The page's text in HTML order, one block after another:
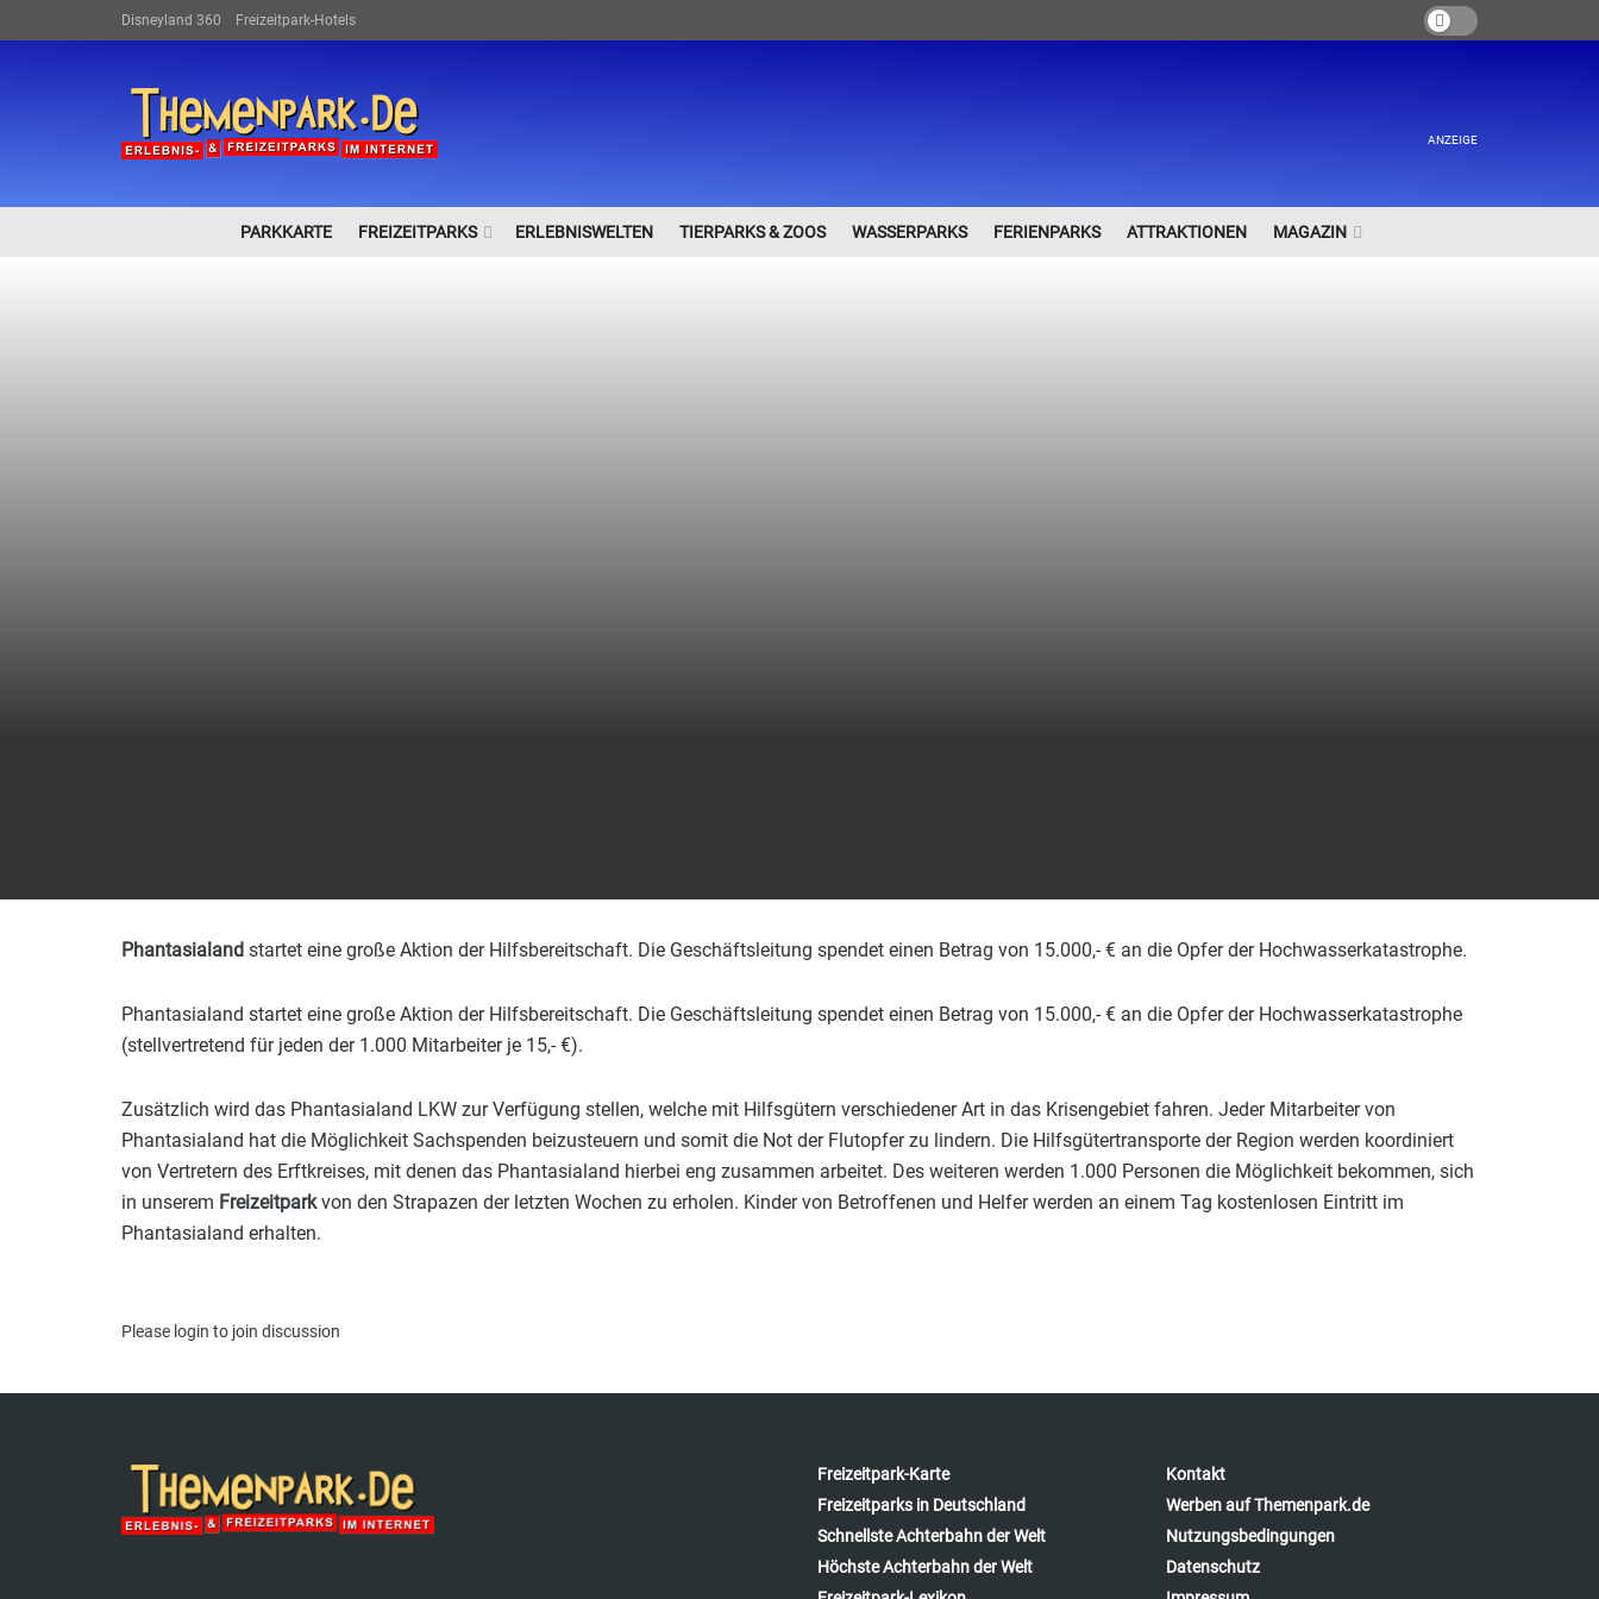
Disneyland 360 Freizeitpark-Hotels
ANZEIGE
PARKKARTE FREIZEITPARKS ERLEBNISWELTEN TIERPARKS & ZOOS WASSERPARKS FERIENPARKS ATTRAKTIONEN MAGAZIN
Phantasialand startet eine große Aktion der Hilfsbereitschaft. Die Geschäftsleitung spendet einen Betrag von 15.000,- € an die Opfer der Hochwasserkatastrophe.
Phantasialand startet eine große Aktion der Hilfsbereitschaft. Die Geschäftsleitung spendet einen Betrag von 15.000,- € an die Opfer der Hochwasserkatastrophe
(stellvertretend für jeden der 1.000 Mitarbeiter je 15,- €).
Zusätzlich wird das Phantasialand LKW zur Verfügung stellen, welche mit Hilfsgütern verschiedener Art in das Krisengebiet fahren. Jeder Mitarbeiter von
Phantasialand hat die Möglichkeit Sachspenden beizusteuern und somit die Not der Flutopfer zu lindern. Die Hilfsgütertransporte der Region werden koordiniert
von Vertretern des Erftkreises, mit denen das Phantasialand hierbei eng zusammen arbeitet. Des weiteren werden 1.000 Personen die Möglichkeit bekommen, sich
in unserem Freizeitparkvon den Strapazen der letzten Wochen zu erholen. Kinder von Betroffenen und Helfer werden an einem Tag kostenlosen Eintritt im
Phantasialand erhalten.
Please login to join discussion
Freizeitpark-Karte
Freizeitparks in Deutschland
Schnellste Achterbahn der Welt
Höchste Achterbahn der Welt
Kontakt
Werben auf Themenpark.de
Nutzungsbedingungen
Datenschutz